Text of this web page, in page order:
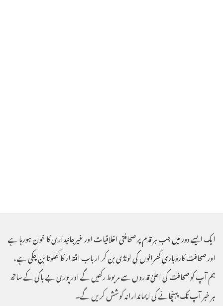
ایک ایسے دور میں جب ہر قدم پر صحافتی اخلاقیات اور غیرجانبداری کا خون ہورہا ہے
اور صحافت کاروباری گھرانوں کی لونڈی بن کر ارباب اقتدار کا کھلونا بن چکی ہے ،
ہم آپ کو صحافت کی اعلیٰ قدروں سے مربوط رکھیں گے اور پوری بے باکی کے ساتھ
ہر خبر آپ تک پہنچانے کی ایماندارانہ کوشش کریں گے۔